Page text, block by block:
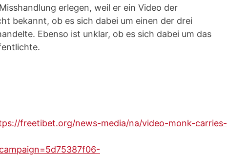
erlegen, weil er ein Video der
bekannt, ob es sich dabei um einen der drei
Ebenso ist unklar, ob es sich dabei um das
freetibet.org/news-media/na/video-monk-carries-